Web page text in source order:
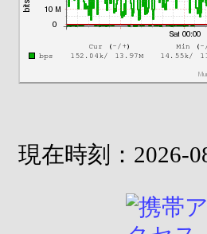
現在時刻：2026-